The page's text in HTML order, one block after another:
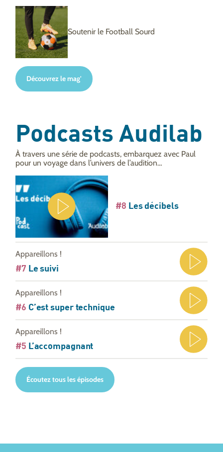
Soutenir le Football Sourd
Découvrez le mag'
Podcasts Audilab
À travers une série de podcasts, embarquez avec Paul
pour un voyage dans l’univers de l’audition…
#8 Les décibels
Appareillons !
#7 Le suivi
Appareillons !
#6 C’est super technique
Appareillons !
#5 L’accompagnant
Écoutez tous les épisodes